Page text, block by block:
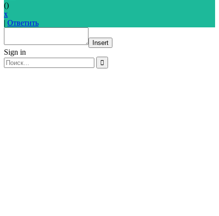
()
x
| Ответить
Insert
Sign in